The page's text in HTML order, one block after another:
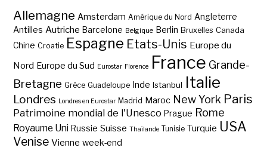
Allemagne Amsterdam Amérique du Nord Angleterre
Antilles Autriche Barcelone Belgique Berlin Bruxelles Canada
Chine Croatie Espagne Etats-Unis Europe du
Nord Europe du Sud Eurostar Florence France Grande-
Bretagne Grèce Guadeloupe Inde Istanbul Italie
Londres Londres en Eurostar Madrid Maroc New York Paris
Patrimoine mondial de l'Unesco Prague Rome
Royaume Uni Russie Suisse Thaïlande Tunisie Turquie USA
Venise Vienne week-end